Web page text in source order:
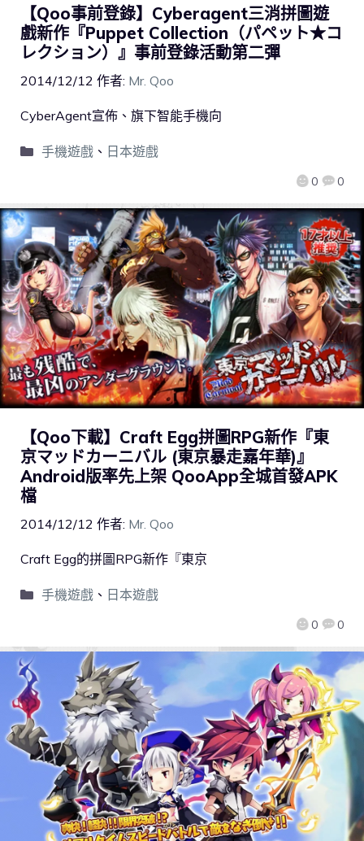
【Qoo事前登錄】Cyberagent三消拼圖遊
戲新作『Puppet Collection（パペット★コ
レクション）』事前登錄活動第二彈
2014/12/12 作者: Mr. Qoo
0 0
CyberAgent宣佈、旗下智能手機向
手機遊戲、 日本遊戲
【Qoo下載】Craft Egg拼圖RPG新作『東
京マッドカーニバル (東京暴走嘉年華)』
Android版率先上架 QooApp全城首發APK
檔
2014/12/12 作者: Mr. Qoo
0 0
Craft Egg的拼圖RPG新作『東京
手機遊戲、 日本遊戲